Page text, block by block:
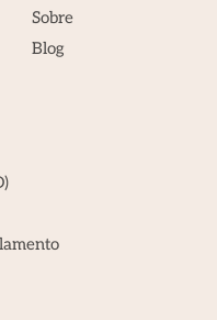
Sobre
Blog